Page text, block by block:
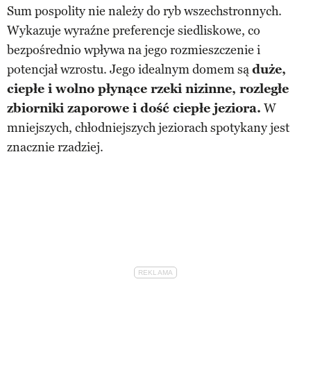
Sum pospolity nie należy do ryb wszechstronnych.
Wykazuje wyraźne preferencje siedliskowe, co
bezpośrednio wpływa na jego rozmieszczenie i
potencjał wzrostu. Jego idealnym domem sąduże,
ciepłe i wolno płynące rzeki nizinne, rozległe
zbiorniki zaporowe i dość ciepłe jeziora. W
mniejszych, chłodniejszych jeziorach spotykany jest
znacznie rzadziej.